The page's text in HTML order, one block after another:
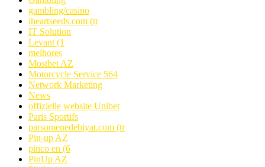
gambling/casino
iheartseeds.com (tr
IT Solution
Levant (1
melhores
Mostbet AZ
Motorcycle Service 564
Network Marketing
News
offizielle website Unibet
Paris Sportifs
parsomenedebiyat.com (tr
Pin-up AZ
pinco en (6
PinUp AZ